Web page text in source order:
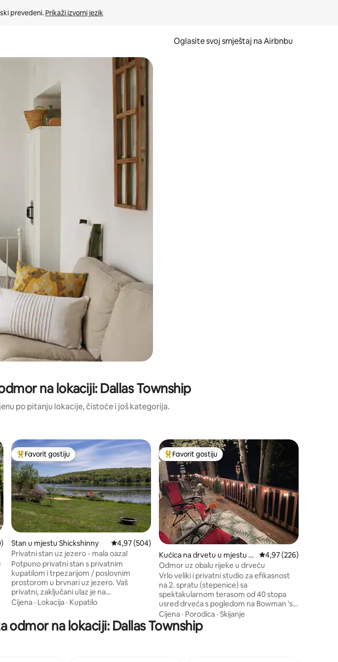
prevedeni. Prikaži izvorni jezik
Oglasite svoj smještaj na Airbnbu
ili povlačenjem prsta.
na lokaciji: Dallas Township
po pitanju lokacije, čistoće i još kategorija.
4,99 od 5, recenzija: 410
Glavni favorit gostiju
Favorit gostiju
Stan u mjestu Shickshinny Prosječna ocjena: 4,97 od 5, recenzija: 504
4,97 (504)
Privatni stan uz jezero - mala oaza!
Potpuno privatni stan s privatnim
kupatilom i trpezarijom / poslovnim
prostorom u brvnari uz jezero. Vaš
privatni, zaključani ulaz je na
stepenicama od obale, slobodno uživajte
čamca na vesla ili kanuu... ili ako vas
raspoloženje pogodi, zapalite logorsku
Cijena · Lokacija · Kupatilo
Glavni favorit gostiju
Favorit gostiju
Kućica na drvetu u mjestu T
unkhannock
Prosječna ocjena: 4,97
4,97 (226)
Odmor uz obalu rijeke u drveću
Vrlo veliki i privatni studio za efikasnost
na 2. spratu (stepenice) sa
spektakularnom terasom od 40 stopa
usred drveća s pogledom na Bowman 's
Creek u prekrasnim beskrajnim
planinama NEPA . Vrlo blizu
Tunkhannocka, prekrasnog seoskog
Cijena · Porodica · Skijanje
odmor na lokaciji: Dallas Township